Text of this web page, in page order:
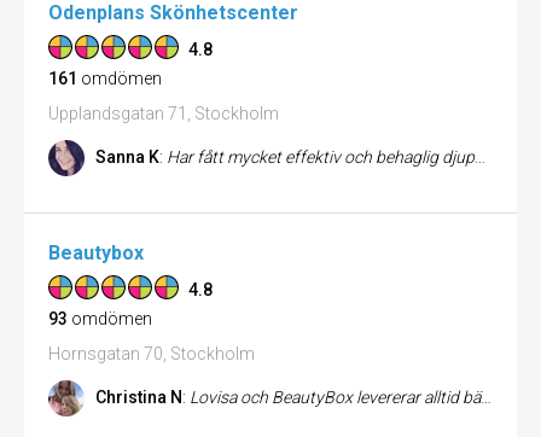
Odenplans Skönhetscenter
4.8
161 omdömen
Upplandsgatan 71, Stockholm
Sanna K: Har fått mycket effektiv och behaglig djupvågsbehandling av bästa Mirell Hampusson.
Beautybox
4.8
93 omdömen
Hornsgatan 70, Stockholm
Christina N: Lovisa och BeautyBox levererar alltid bästa service och gör ett fantastiskt bra jobb med naglar, pedikyr, fransar och br...